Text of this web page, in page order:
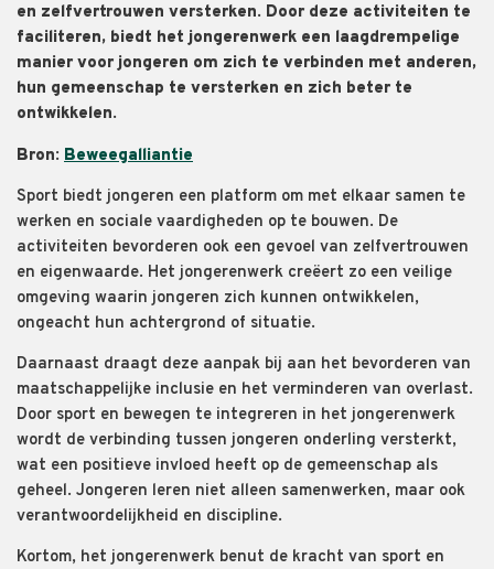
en zelfvertrouwen versterken. Door deze activiteiten te
faciliteren, biedt het jongerenwerk een laagdrempelige
manier voor jongeren om zich te verbinden met anderen,
hun gemeenschap te versterken en zich beter te
ontwikkelen.
Bron: Beweegalliantie
Sport biedt jongeren een platform om met elkaar samen te
werken en sociale vaardigheden op te bouwen. De
activiteiten bevorderen ook een gevoel van zelfvertrouwen
en eigenwaarde. Het jongerenwerk creëert zo een veilige
omgeving waarin jongeren zich kunnen ontwikkelen,
ongeacht hun achtergrond of situatie.
Daarnaast draagt deze aanpak bij aan het bevorderen van
maatschappelijke inclusie en het verminderen van overlast.
Door sport en bewegen te integreren in het jongerenwerk
wordt de verbinding tussen jongeren onderling versterkt,
wat een positieve invloed heeft op de gemeenschap als
geheel. Jongeren leren niet alleen samenwerken, maar ook
verantwoordelijkheid en discipline.
Kortom, het jongerenwerk benut de kracht van sport en